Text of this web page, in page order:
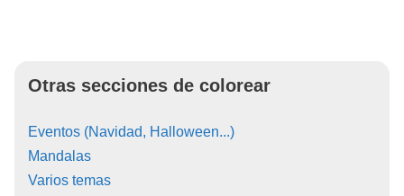
Otras secciones de colorear
Eventos (Navidad, Halloween...)
Mandalas
Varios temas